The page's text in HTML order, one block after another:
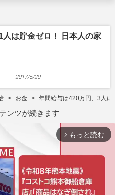
は貯金ゼロ！ 日本人の家
2017/5/20
お金 年間給与は420万円、3人に
ンツが続きます
arrow_forward_ios もっと読む